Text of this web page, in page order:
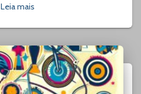
Leia mais